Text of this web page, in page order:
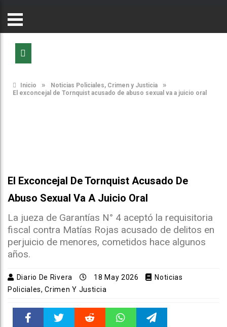
Inicio » Noticias Policiales, Crimen y Justicia »
El exconcejal de Tornquist acusado de abuso sexual va a juicio oral
El Exconcejal De Tornquist Acusado De
Abuso Sexual Va A Juicio Oral
La jueza de Garantías N° 4 aceptó la requisitoria
fiscal contra Matías Rojas acusado de delitos en
perjuicio de menores, cometidos hace algunos
años.
Diario De Rivera 18 May 2026
Noticias
Policiales, Crimen Y Justicia